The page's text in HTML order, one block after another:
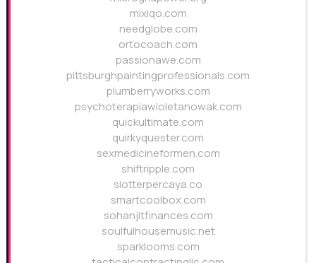
mixiqo.com
needglobe.com
ortocoach.com
passionawe.com
pittsburghpaintingprofessionals.com
plumberryworks.com
psychoterapiawioletanowak.com
quickultimate.com
quirkyquester.com
sexmedicineformen.com
shiftripple.com
slotterpercaya.co
smartcoolbox.com
sohanjitfinances.com
soulfulhousemusic.net
sparklooms.com